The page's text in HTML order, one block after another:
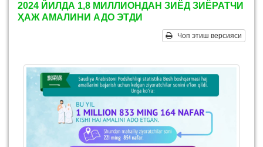
2024 ЙИЛДА 1,8 МИЛЛИОНДАН ЗИЁД ЗИЁРАТЧИ
ҲАЖ АМАЛИНИ АДО ЭТДИ
Чоп этиш версияси